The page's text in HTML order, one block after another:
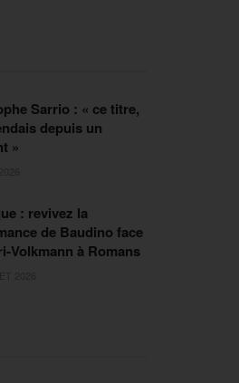
Sarrio : « ce titre,
depuis un
»
: revivez la
de Baudino face
Volkmann à Romans